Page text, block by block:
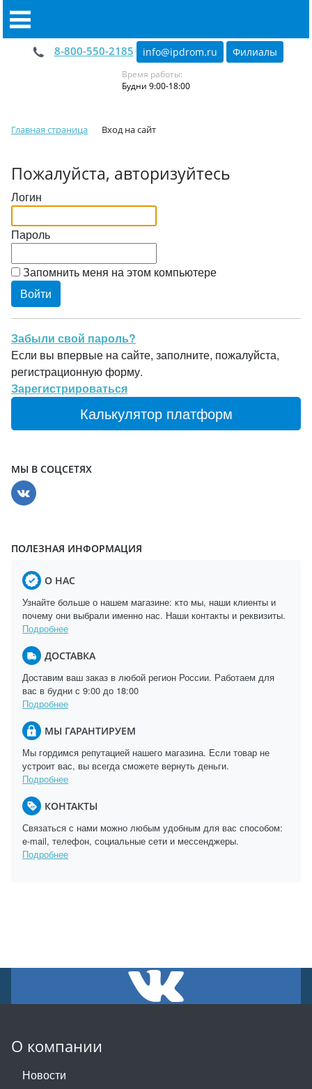
8-800-550-2185 info@ipdrom.ru Филиалы
Время работы:
Будни 9:00-18:00
Главная страница Вход на сайт
Пожалуйста, авторизуйтесь
Логин
Пароль
Запомнить меня на этом компьютере
Забыли свой пароль?
Если вы впервые на сайте, заполните, пожалуйста,
регистрационную форму.
Зарегистрироваться
Калькулятор платформ
МЫ В СОЦСЕТЯХ
ПОЛЕЗНАЯ ИНФОРМАЦИЯ
О НАС
Узнайте больше о нашем магазине: кто мы, наши клиенты и
почему они выбрали именно нас. Наши контакты и реквизиты.
Подробнее
ДОСТАВКА
Доставим ваш заказ в любой регион России. Работаем для
вас в будни с 9:00 до 18:00
Подробнее
МЫ ГАРАНТИРУЕМ
Мы гордимся репутацией нашего магазина. Если товар не
устроит вас, вы всегда сможете вернуть деньги.
Подробнее
КОНТАКТЫ
Связаться с нами можно любым удобным для вас способом:
e-mail, телефон, социальные сети и мессенджеры.
Подробнее
О компании
Новости